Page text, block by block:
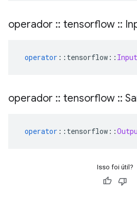
operador :: tensorflow ::
operator :: tensorflow :: Input
operador :: tensorflow ::
operator :: tensorflow ::
Isso foi útil?